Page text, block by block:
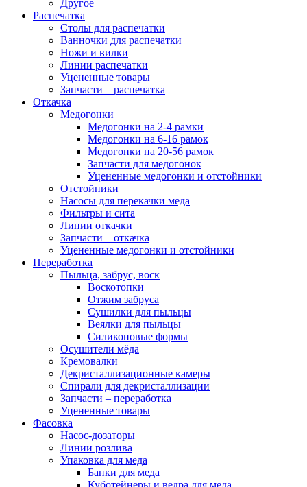
Другое
Распечатка
Столы для распечатки
Ванночки для распечатки
Ножи и вилки
Линии распечатки
Уцененные товары
Запчасти – распечатка
Откачка
Медогонки
Медогонки на 2-4 рамки
Медогонки на 6-16 рамок
Медогонки на 20-56 рамок
Запчасти для медогонок
Уцененные медогонки и отстойники
Отстойники
Насосы для перекачки меда
Фильтры и сита
Линии откачки
Запчасти – откачка
Уцененные медогонки и отстойники
Переработка
Пыльца, забрус, воск
Воскотопки
Отжим забруса
Сушилки для пыльцы
Веялки для пыльцы
Силиконовые формы
Осушители мёда
Кремовалки
Декристаллизационные камеры
Спирали для декристаллизации
Запчасти – переработка
Уцененные товары
Фасовка
Насос-дозаторы
Линии розлива
Упаковка для меда
Банки для меда
Куботейнеры и ведра для меда